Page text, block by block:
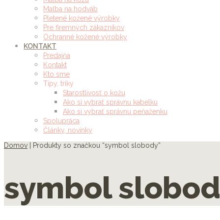
Maľba na hodváb
Pletené kožené výrobky
Pre firemných zákazníkov
Ochranné kožené výrobky
KONTAKT
Predajňa
Kontakt
Kto sme
Tipy, triky
Starostlivosť o kožu
Ako si vybrať správnu kabelku
Ako si vybrať správnu peňaženku
Spolupráca
Články, novinky
Domov | Produkty so značkou “symbol slobody”
symbol